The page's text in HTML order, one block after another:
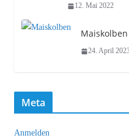
12. Mai 2022
24. April
Meta
Anmelden